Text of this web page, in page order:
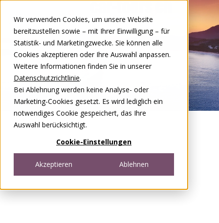
Wir verwenden Cookies, um unsere Website
bereitzustellen sowie – mit Ihrer Einwilligung – für
Statistik- und Marketingzwecke. Sie können alle
Cookies akzeptieren oder Ihre Auswahl anpassen.
Weitere Informationen finden Sie in unserer
Datenschutzrichtlinie.
Bei Ablehnung werden keine Analyse- oder
Marketing-Cookies gesetzt. Es wird lediglich ein
notwendiges Cookie gespeichert, das Ihre
Auswahl berücksichtigt.
Cookie-Einstellungen
Akzeptieren Ablehnen
DEFR
Open menu